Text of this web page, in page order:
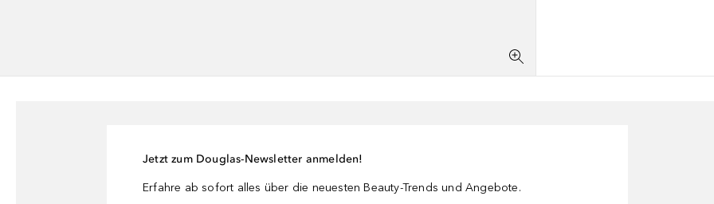
Jetzt zum Douglas-Newsletter anmelden!
Erfahre ab sofort alles über die neuesten Beauty-Trends und Angebote.